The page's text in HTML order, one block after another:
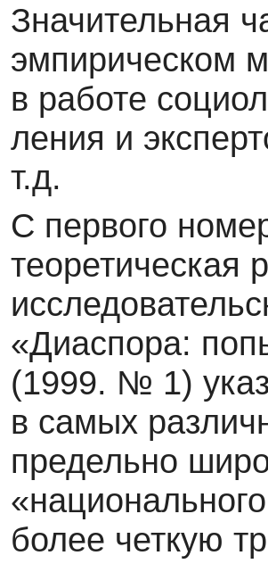
Значительная
эмпирическом
в работе
ления и
т.д.
С первого
теоретическая
«Диаспора:
(1999. № 1)
в самых
предельно
более четкую